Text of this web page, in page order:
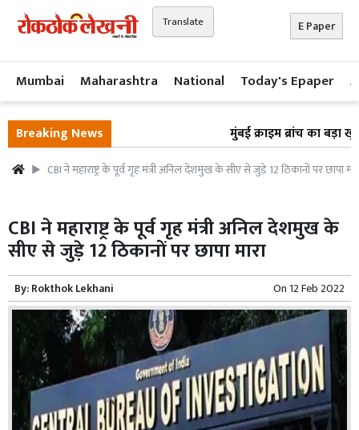
Translate E Paper
Mumbai Maharashtra National Today's Epaper
Breaking News मुंबई क्राइम ब्रांच का बड़ा
CBI ने महाराष्ट्र के पूर्व गृह मंत्री अनिल देशमुख के सीए से जुड़े 12 ठिकानों पर छापा
CBI ने महाराष्ट्र के पूर्व गृह मंत्री अनिल देशमुख के
सीए से जुड़े 12 ठिकानों पर छापा मारा
By:Rokthok Lekhani On 12 Feb 2022